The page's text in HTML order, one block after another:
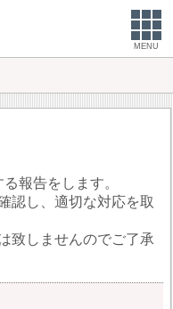
MENU
報告をします。
認し、適切な対応を取
致しませんのでご了承